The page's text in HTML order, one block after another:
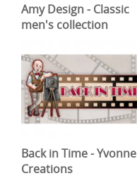
Amy Design - Classic
men's collection
Back in Time - Yvonne
Creations